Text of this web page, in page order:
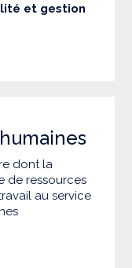
et gestion
dont la
de ressources
au service